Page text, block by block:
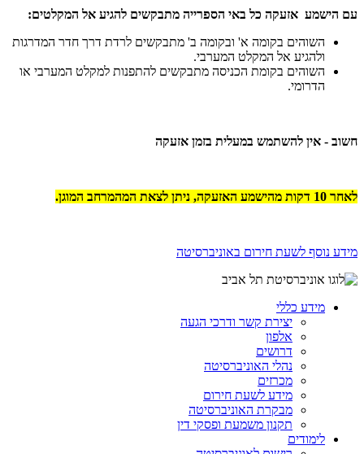
עם הישמע אזעקה כל באי הספרייה מתבקשים להגיע אל המקלטים:
השוהים בקומה א' ובקומה ב' מתבקשים לרדת דרך חדר המדרגות
ולהגיע אל המקלט המערבי.
השוהים בקומת הכניסה מתבקשים להתפנות למקלט המערבי או
הדרומי.
חשוב - אין להשתמש במעלית בזמן אזעקה
לאחר 10 דקות מהישמע האזעקה, ניתן לצאת המהמרחב המוגן.
מידע נוסף לשעת חירום באוניברסיטה
מידע כללי
יצירת קשר ודרכי הגעה
אלפון
דרושים
נהלי האוניברסיטה
מכרזים
מידע לשעת חירום
מבקרת האוניברסיטה
תקנון משמעת ופסקי דין
לימודים